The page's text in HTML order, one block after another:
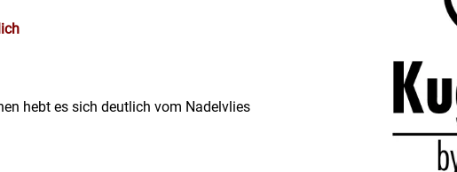
hebt es sich deutlich vom Nadelvlies